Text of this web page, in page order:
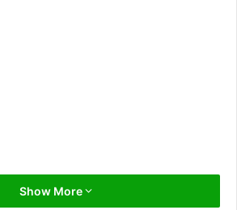
Show More